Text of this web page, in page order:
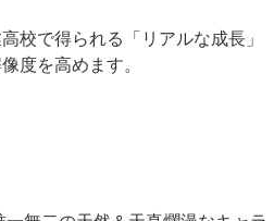
校で得られる「リアルな成長」
度を高めます。